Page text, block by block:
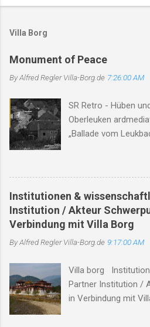
o
e
n
a
r
e
Villa Borg
Monument of Peace
By Alfred ReglerVilla-Borg.de 7:26:00 AM
SR Retro - Hüben
Oberleuken
„Ballade vom
Luft so rau. Der
Leid, durch
Schatten des
das Dorf zur Ruh
still, liegt nun in
Häuser brennen,
die Herzen schwer.
allein. Soldaten
nur ein öder Ort. Der
Zeit, erzählt von
Institutionen &
Institution / Akteur
Verbindung mit Villa Borg
By Alfred ReglerVilla-Borg.de 9:17:00 AM
Villa borg
Partner Institution /
in Verbindung mit